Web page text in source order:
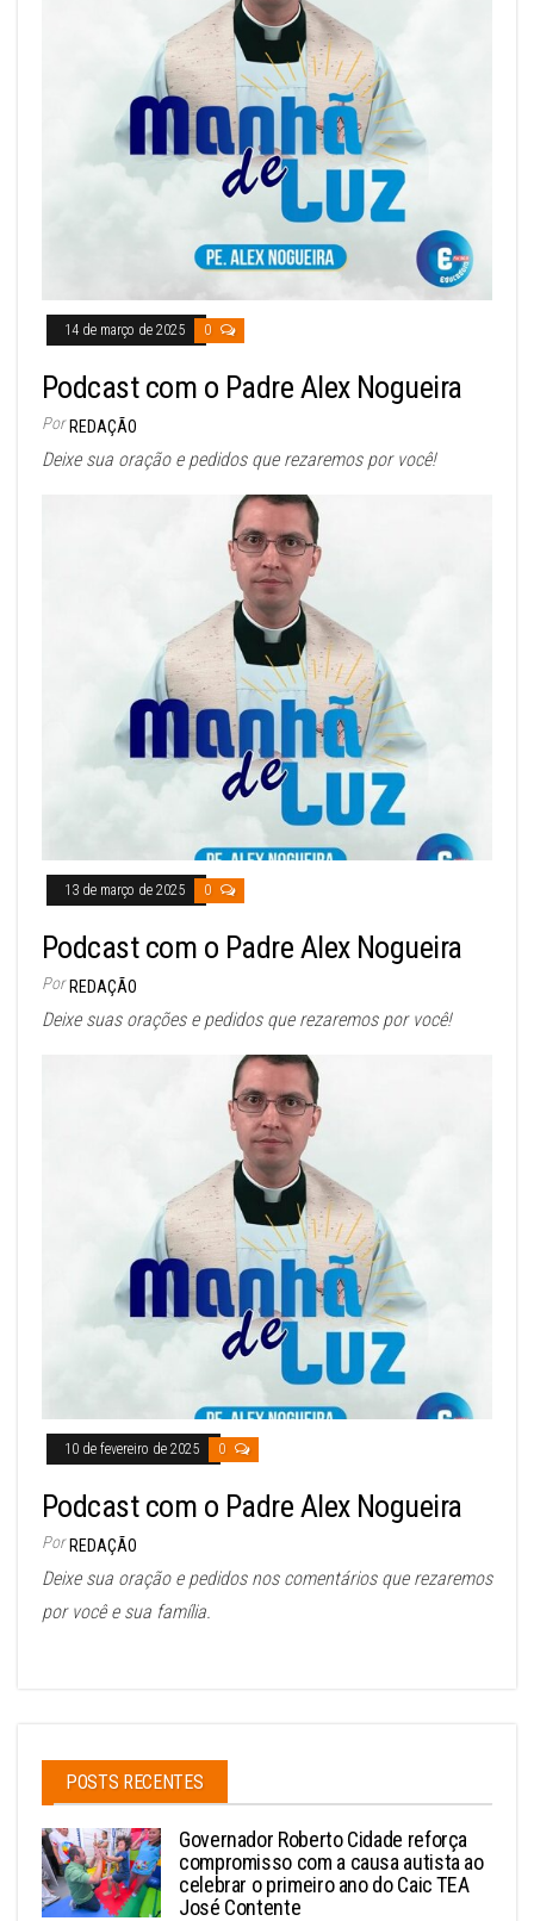
14 de março de 2025 0
Podcast com o Padre Alex Nogueira
Por REDAÇÃO
Deixe sua oração e pedidos que rezaremos por você!
13 de março de 2025 0
Podcast com o Padre Alex Nogueira
Por REDAÇÃO
Deixe suas orações e pedidos que rezaremos por você!
10 de fevereiro de 2025 0
Podcast com o Padre Alex Nogueira
Por REDAÇÃO
Deixe sua oração e pedidos nos comentários que rezaremos
por você e sua família.
POSTS RECENTES
Governador Roberto Cidade reforça
compromisso com a causa autista ao
celebrar o primeiro ano do Caic TEA
José Contente